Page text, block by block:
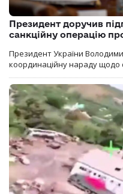
Президент доручив
санкційну операцію
Президент України
координаційну нараду щодо